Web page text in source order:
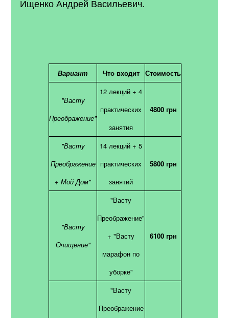
Ищенко Андрей Васильевич.
Вариант Что входит Стоимость
"Васту
Преображение"
12 лекций + 4
практических
занятия
4800 грн
"Васту
Преображение
+ Мой Дом"
14 лекций + 5
практических
занятий
5800 грн
"Васту
Очищение"
"Васту
Преображение"
+ "Васту
марафон по
уборке"
6100 грн
"Васту
Преображение